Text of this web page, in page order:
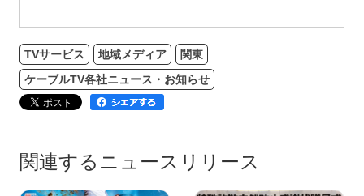
TVサービス 地域メディア
関東
ケーブルTV各社ニュース・お知らせ
関連するニュースリリース